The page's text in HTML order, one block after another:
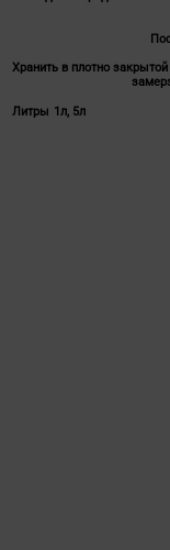
Хранить в плотно закрытой
Литры 1л, 5л